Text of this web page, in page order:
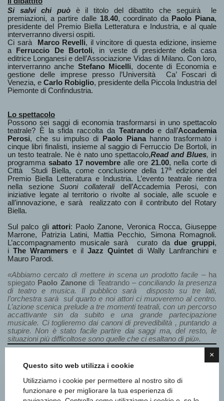
×
Questo sito web utilizza i cookie
Utilizziamo i cookie per permettere al nostro sito di
funzionare e per migliorare la tua esperienza di
Si salvi chi può è il titolo del dibattito che seguirà le
premiazioni, a partire dalle 18.40, coordinato da Paolo Piana,
presidente del Premio Biella Letteratura e Industria, e al quale
interverranno diversi ospiti.
Ci sarà
Marco Revelli, il vincitore di questa edizione, insieme
a
Ferruccio De Bortoli, in veste di presidente della casa
editrice Longanesi e dell’Associazione Vidas di Milano. Con loro,
interverranno anche Stefano Micelli, docente di Economia e
gestione delle imprese presso l’Università Ca’ Foscari di
Venezia, e Carlo Robiglio, presidente della Piccola Industria del
Piemonte di Confindustria.
Lo spettacolo
Possono sei saggi di economia trasformarsi in uno spettacolo
teatrale? È la sfida raccolta da Teatrandoe dall’Accademia
Perosi, che su impulso di Paolo Pianahanno trasformato i
cinque libri finalisti, insieme al saggio di Ferruccio De Bortoli, in
un testo teatrale. Ne è nato uno spettacolo,Read and Blues, in
programma sabato 17 novembre alle ore 21.00, nella corte di
Città Studi Biella, come conclusione della 17a
edizione del
Premio Biella Letteratura e Industria. L’evento teatrale rientra
nella sezioneSuoni collateralidell’Accademia Perosi, con
iniziative legate al territorio o rivolte al sociale, alle scuole e
all’innovazione, e sarà realizzato con il contributo del Rotary
Biella.
Sul palco gli attori: Paolo Zanone, Veronica Rocca, Giuseppe
Marrone, Patrizia Latini, Mattia Pecchio, Simona Romagnoli.
L’accompagnamento musicale sarà curato dadue gruppi,
iThe Wrammers e ilJazz Quintet di Wally Lanfranchini e
Mauro Parodi.
«Abbiamo cercato di mettere in scena un prodotto facile – ha
spiegato Paolo Zanonedi Teatrando –conciliando la presenza
di teatro e musica. Il pubblico sarà disposto su tre lati,
l’orchestra sarà sul quarto e noi attori ci muoveremo al centro.
L’azione scenica prelude a tre momenti teatrali, con un percorso
accattivante sin da subito e una grande partecipazione
musicale. Ci toglieremo dai canoni di prevedibilità , puntando a
stupire. Non è stato facile partire dai saggi ma, del resto, le
situazioni più difficoltose sono quelle che ci esaltano di più».
Categorie